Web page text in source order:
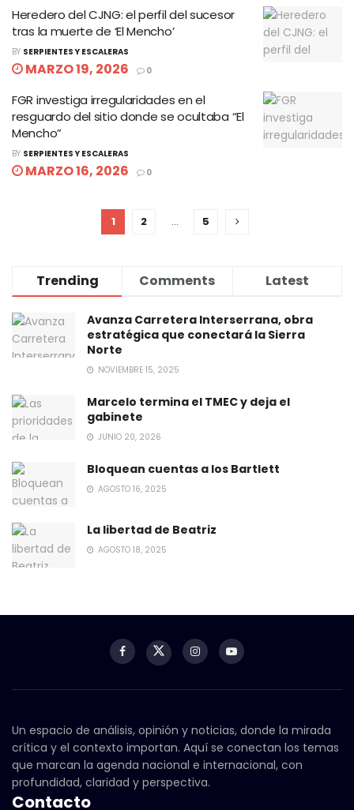
Heredero del CJNG: el perfil del sucesor
tras la muerte de ‘El Mencho’
BY SERPIENTES Y ESCALERAS
MARZO 19, 2026 0
FGR investiga irregularidades en el
resguardo del sitio donde se ocultaba “El
Mencho”
BY SERPIENTES Y ESCALERAS
MARZO 16, 2026 0
1 2 … 5
Trending Comments Latest
Avanza Carretera Interserrana, obra
estratégica que conectará la Sierra
Norte
NOVIEMBRE 15, 2025
Marcelo termina el TMEC y deja el
gabinete
JUNIO 20, 2026
Bloquean cuentas a los Bartlett
AGOSTO 16, 2025
La libertad de Beatriz
AGOSTO 18, 2025
Un espacio de análisis, opinión y noticias, donde la mirada
crítica y el contexto importan. Aquí se conectan los temas
que marcan la agenda nacional e internacional, con
profundidad, claridad y perspectiva.
Contacto